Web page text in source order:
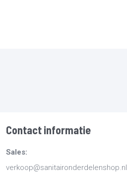
Contact informatie
Sales:
verkoop@sanitaironderdelenshop.nl